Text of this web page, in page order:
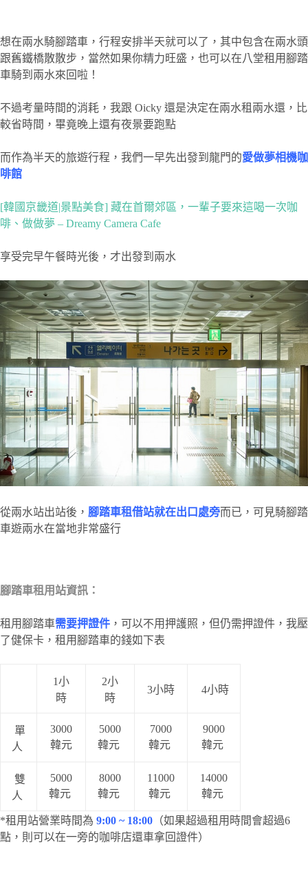
想在兩水騎腳踏車，行程安排半天就可以了，其中包含在兩水頭
跟舊鐵橋散散步，當然如果你精力旺盛，也可以在八堂租用腳踏
車騎到兩水來回啦！
不過考量時間的消耗，我跟 Oicky 還是決定在兩水租兩水還，比
較省時間，畢竟晚上還有夜景要跑點
而作為半天的旅遊行程，我們一早先出發到龍門的愛做夢相機咖
啡館
[韓國京畿道|景點美食] 藏在首爾郊區，一輩子要來這喝一次咖
啡、做做夢 – Dreamy Camera Cafe
享受完早午餐時光後，才出發到兩水
從兩水站出站後， 腳踏車租借站就在出口處旁而已，可見騎腳踏
車遊兩水在當地非常盛行
腳踏車租用站資訊：
租用腳踏車需要押證件 ，可以不用押護照，但仍需押證件，我壓
了健保卡，租用腳踏車的錢如下表
1小
時
2小
時
3小時 4小時
單
人
3000
韓元
5000
韓元
7000
韓元
9000
韓元
雙
人
5000
韓元
8000
韓元
11000
韓元
14000
韓元
*租用站營業時間為 9:00 ~ 18:00 （如果超過租用時間會超過6
點，則可以在一旁的咖啡店還車拿回證件）